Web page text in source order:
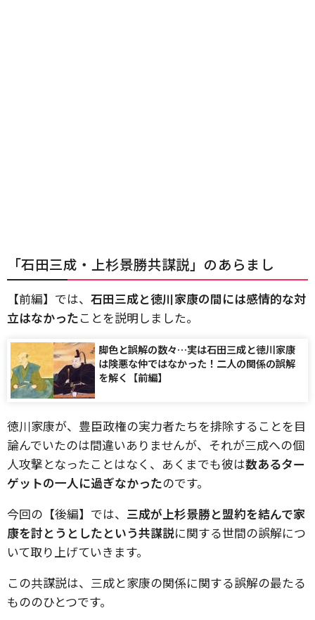
「石田三成・上杉景勝共謀説」のあらまし
【前編】では、 石田三成と徳川家康の間には感情的な対
立はなかったことを説明しました。
脚色と誤解の数々…実は石田三成と徳川家康
は険悪な仲ではなかった！二人の関係の誤解
を解く【前編】
徳川家康が、豊臣政権の実力者たちを排除することを目
論んでいたのは間違いありませんが、それが三成への個
人攻撃となったことはなく、あくまでも彼は数あるター
ゲットの一人に過ぎなかったのです。
今回の【後編】では、 三成が上杉景勝と盟約を結んで家
康を討とうとしたという共謀説に関する世間の誤解につ
いて取り上げていきます。
この共謀説は、三成と家康の関係に関する誤解の最たる
もののひとつです。